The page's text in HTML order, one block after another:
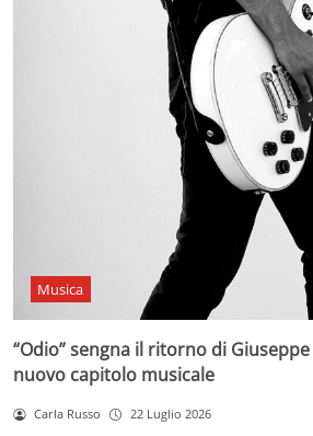
Musica
“Odio” sengna il ritorno di
nuovo capitolo musicale
Carla Russo 22 Luglio 2026